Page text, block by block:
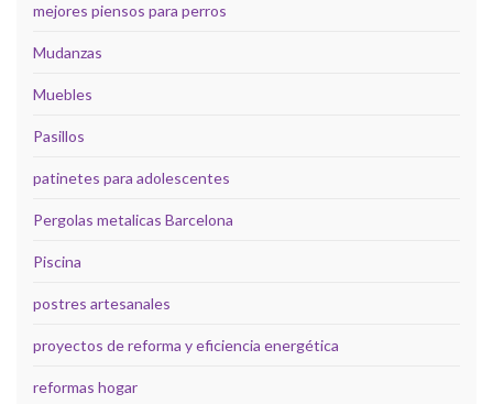
mejores piensos para perros
Mudanzas
Muebles
Pasillos
patinetes para adolescentes
Pergolas metalicas Barcelona
Piscina
postres artesanales
proyectos de reforma y eficiencia energética
reformas hogar